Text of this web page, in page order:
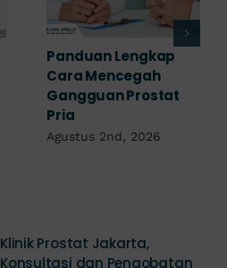
Obat Penyakit
Prostat: Pilihan
Terapi Sesuai
Diagnosis
Juli 23rd, 2026
Klinik Prostat Jakarta,
Konsultasi dan Pengobatan